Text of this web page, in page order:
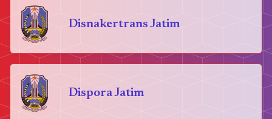
Disnakertrans Jatim
Dispora Jatim